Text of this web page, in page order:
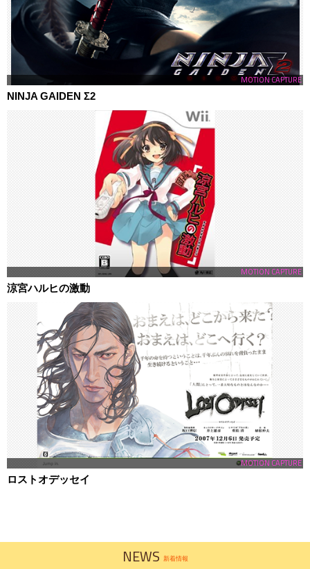
MOTION CAPTURE
NINJA GAIDEN Σ2
MOTION CAPTURE
涼宮ハルヒの激動
MOTION CAPTURE
ロストオデッセイ
NEWS 新着情報